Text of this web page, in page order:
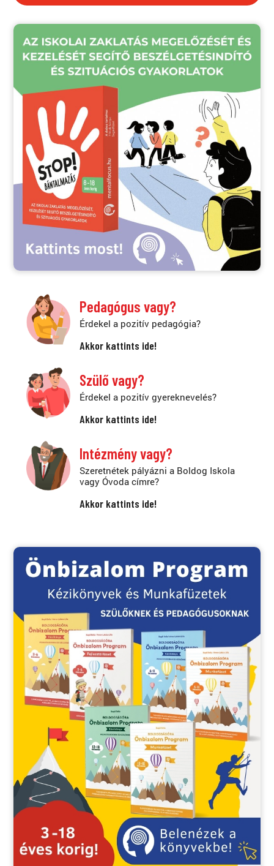
Pedagógus vagy?
Érdekel a pozitív pedagógia?
Akkor kattints ide!
Szülő vagy?
Érdekel a pozitív gyereknevelés?
Akkor kattints ide!
Intézmény vagy?
Szeretnétek pályázni a Boldog Iskola
vagy Óvoda címre?
Akkor kattints ide!